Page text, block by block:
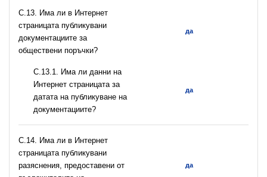
С.13. Има ли в Интернет
страницата публикувани
документациите за
обществени поръчки?
да
С.13.1. Има ли данни на
Интернет страницата за
датата на публикуване на
документациите?
да
С.14. Има ли в Интернет
страницата публикувани
разяснения, предоставени от
да